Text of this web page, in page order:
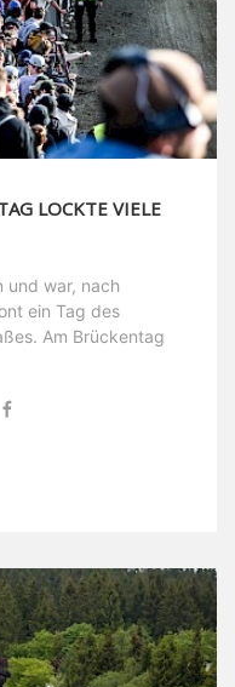
LOCKTE VIELE
und war, nach
ein Tag des
Am Brückentag